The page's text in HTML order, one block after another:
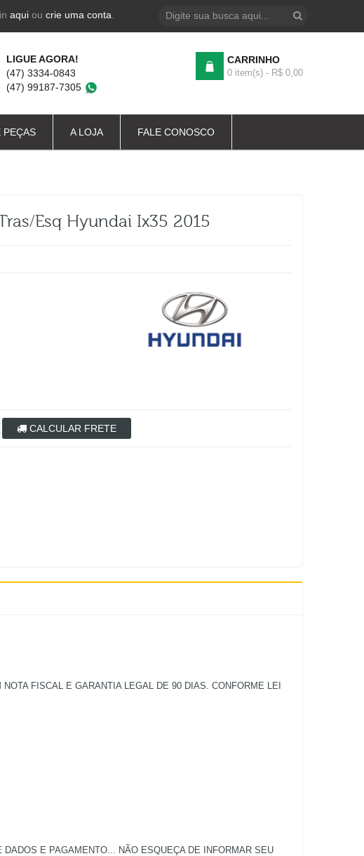
aquiou crie uma conta
LIGUE AGORA!
(47) 3334-0843
(47) 99187-7305
CARRINHO
0 item(s) - R$ 0,00
PEÇAS A LOJA FALE CONOSCO
esq Hyundai Ix35 2015
CALCULAR FRETE
FISCAL E GARANTIA LEGAL DE 90 DIAS. CONFORME LEI
E PAGAMENTO... NÃO ESQUEÇA DE INFORMAR SEU